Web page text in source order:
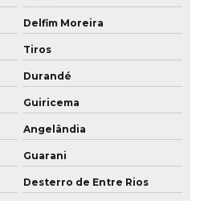
Delfim Moreira
Tiros
Durandé
Guiricema
Angelândia
Guarani
Desterro de Entre Rios